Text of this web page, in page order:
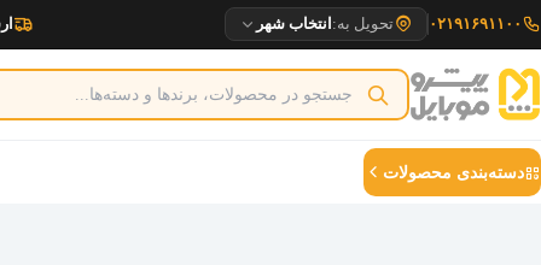
به
محتوا
۰۲۱۹۱۶۹۱۱۰۰ تحویل به: انتخاب شهر
دسته‌بندی محصولات